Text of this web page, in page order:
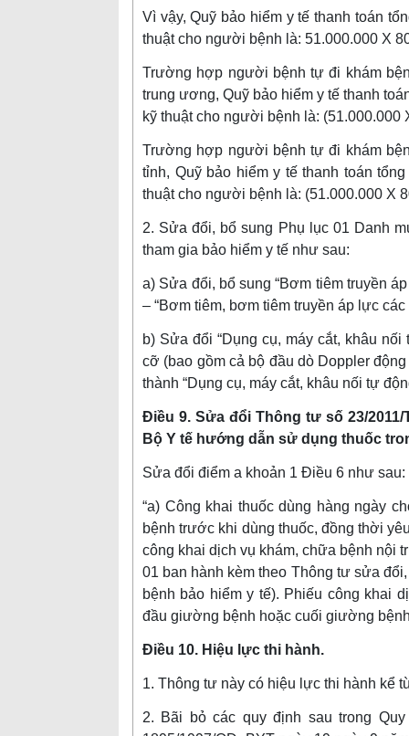
Vì vậy, Quỹ bảo hiểm y tế thanh toán
thuật cho người bệnh là: 51.000.000 X
Trường hợp người bệnh tự đi khám
trung ương, Quỹ bảo hiểm y tế thanh
kỹ thuật cho người bệnh là: (51.000.000
Trường hợp người bệnh tự đi khám
tỉnh, Quỹ bảo hiểm y tế thanh toán
thuật cho người bệnh là: (51.000.000 X
2. Sửa đổi, bổ sung Phụ lục 01 Danh
tham gia bảo hiểm y tế như sau:
a) Sửa đổi, bổ sung “Bơm tiêm truyền
– “Bơm tiêm, bơm tiêm truyền áp lực các
b) Sửa đổi “Dụng cụ, máy cắt, khâu
cỡ (bao gồm cả bộ đầu dò Doppler
thành “Dụng cụ, máy cắt, khâu nối tự
Điều 9. Sửa đổi Thông tư số 23/
Bộ Y tế hướng dẫn sử dụng thuốc
Sửa đổi điểm a khoản 1 Điều 6 như sau:
“a) Công khai thuốc dùng hàng ngày
bệnh trước khi dùng thuốc, đồng thời
công khai dịch vụ khám, chữa bệnh nội
01 ban hành kèm theo Thông tư sửa
bệnh bảo hiểm y tế). Phiếu công khai
đầu giường bệnh hoặc cuối giường
Điều 10. Hiệu lực thi hành.
1. Thông tư này có hiệu lực thi hành kể
2. Bãi bỏ các quy định sau trong